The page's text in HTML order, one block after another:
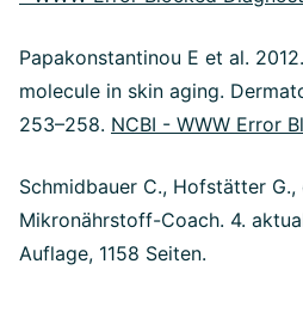
Papakonstantinou E et al.
molecule in skin aging.
253–258. NCBI - WWW Error
Schmidbauer C., Hofstätter
Mikronährstoff-Coach. 4.
Auflage, 1158 Seiten.